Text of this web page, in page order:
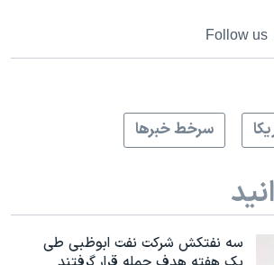
Follow us
سرخط خبرها
سه نفتکش شرکت نفت ابوظبی طی